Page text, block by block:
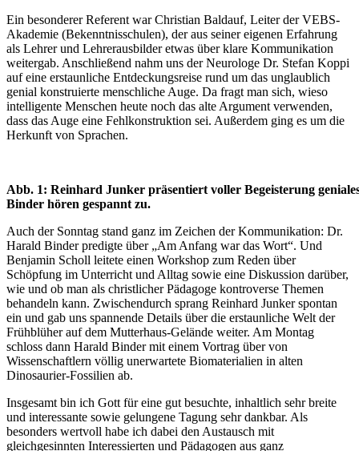
Ein besonderer Referent war Christian Baldauf, Leiter der VEBS-
Akademie (Bekenntnisschulen), der aus seiner eigenen Erfahrung
als Lehrer und Lehrerausbilder etwas über klare Kommunikation
weitergab. Anschließend nahm uns der Neurologe Dr. Stefan Koppi
auf eine erstaunliche Entdeckungsreise rund um das unglaublich
genial konstruierte menschliche Auge. Da fragt man sich, wieso
intelligente Menschen heute noch das alte Argument verwenden,
dass das Auge eine Fehlkonstruktion sei. Außerdem ging es um die
Herkunft von Sprachen.
Abb. 1: Reinhard Junker präsentiert voller Begeisterung
Binder hören gespannt zu.
Auch der Sonntag stand ganz im Zeichen der Kommunikation: Dr.
Harald Binder predigte über „Am Anfang war das Wort“. Und
Benjamin Scholl leitete einen Workshop zum Reden über
Schöpfung im Unterricht und Alltag sowie eine Diskussion darüber,
wie und ob man als christlicher Pädagoge kontroverse Themen
behandeln kann. Zwischendurch sprang Reinhard Junker spontan
ein und gab uns spannende Details über die erstaunliche Welt der
Frühblüher auf dem Mutterhaus-Gelände weiter. Am Montag
schloss dann Harald Binder mit einem Vortrag über von
Wissenschaftlern völlig unerwartete Biomaterialien in alten
Dinosaurier-Fossilien ab.
Insgesamt bin ich Gott für eine gut besuchte, inhaltlich sehr breite
und interessante sowie gelungene Tagung sehr dankbar. Als
besonders wertvoll habe ich dabei den Austausch mit
gleichgesinnten Interessierten und Pädagogen aus ganz